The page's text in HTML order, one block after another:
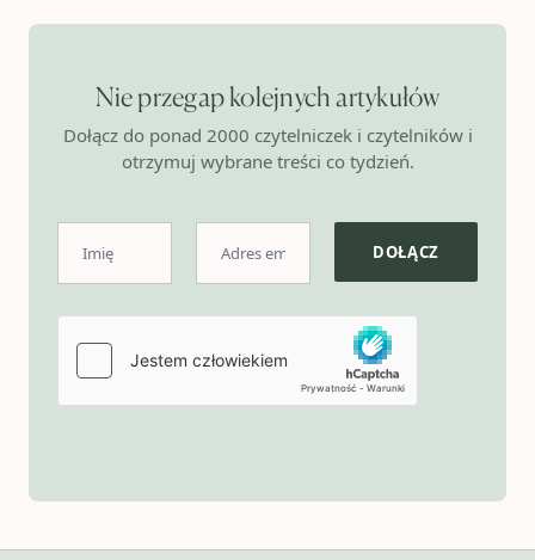
Nie przegap kolejnych artykułów
Dołącz do ponad 2000 czytelniczek i czytelników i
otrzymuj wybrane treści co tydzień.